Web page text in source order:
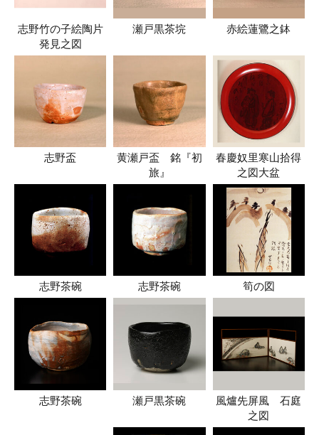
志野竹の子絵陶片
発見之図
瀬戸黒茶垸 赤絵蓮鷺之鉢
志野盃
黄瀬戸盃 銘『初
旅』
春慶奴里寒山拾得
之図大盆
志野茶碗 志野茶碗 筍の図
志野茶碗 瀬戸黒茶碗
風爐先屏風 石庭
之図